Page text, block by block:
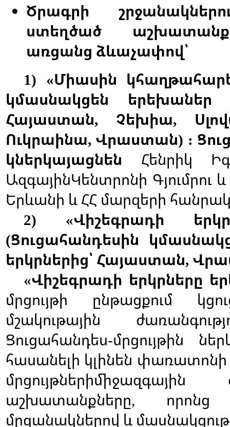
Ծրագրի
ստեղծած
առցանց ձևաչափով՝
1) «Միասին
կմասնակցեն
երեխաներ
Հայաստան, Չեխիա,
Ուկրաինա, Վրաստան) :
կներկայացնեն
Հենրիկ
ԱզգայինԿենտրոնի Գյումրու և
Երևանի և ՀՀ մարզերի
2) «Վիշեգրադի
(Ցուցահանդեսին
երկրներից՝ Հայաստան,
«Վիշեգրադի երկրները
մրցույթի
ընթացքում
մշակութային
Ցուցահանդես-մրցույթին
հասանելի կլինեն փառատոնի
մրցույթներիմիջազգային
աշխատանքները, որոնց
մրցանակներով և